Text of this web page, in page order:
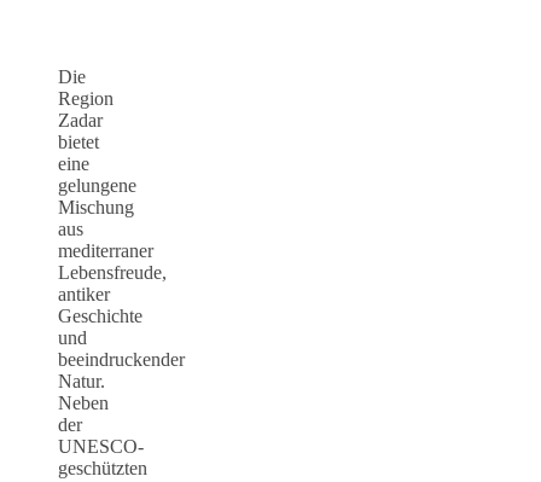
Die
Region
Zadar
bietet
eine
gelungene
Mischung
aus
mediterraner
Lebensfreude,
antiker
Geschichte
und
beeindruckender
Natur.
Neben
der
UNESCO-
geschützten